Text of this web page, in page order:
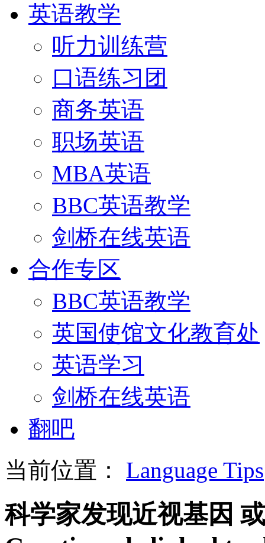
英语教学
听力训练营
口语练习团
商务英语
职场英语
MBA英语
BBC英语教学
剑桥在线英语
合作专区
BBC英语教学
英国使馆文化教育处
英语学习
剑桥在线英语
翻吧
当前位置： Language Tips
科学家发现近视基因